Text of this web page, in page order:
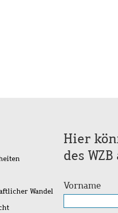
Wandel
Hier
des
Vorname